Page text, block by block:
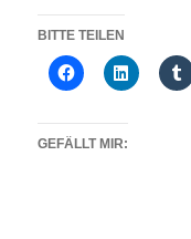
BITTE TEILEN
GEFÄLLT MIR: